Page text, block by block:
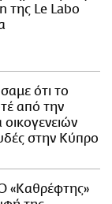
της Le Labo
ότι το
από την
στην Κύπρο
«Καθρέφτης»